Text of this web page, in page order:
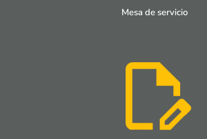
Mesa de servicio